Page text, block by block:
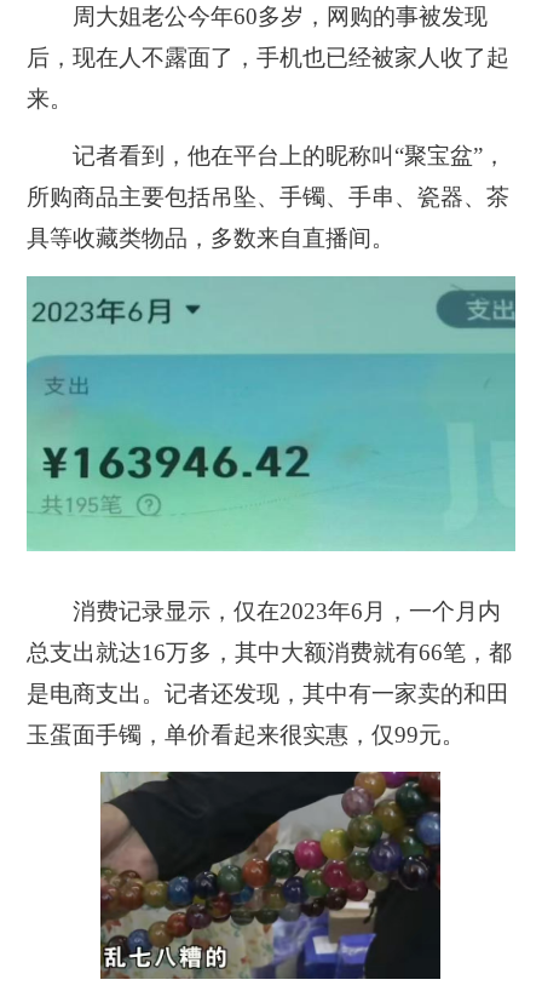
周大姐老公今年60多岁，网购的事被发现
后，现在人不露面了，手机也已经被家人收了起
来。
记者看到，他在平台上的昵称叫“聚宝盆”，
所购商品主要包括吊坠、手镯、手串、瓷器、茶
具等收藏类物品，多数来自直播间。
消费记录显示，仅在2023年6月，一个月内
总支出就达16万多，其中大额消费就有66笔，都
是电商支出。记者还发现，其中有一家卖的和田
玉蛋面手镯，单价看起来很实惠，仅99元。